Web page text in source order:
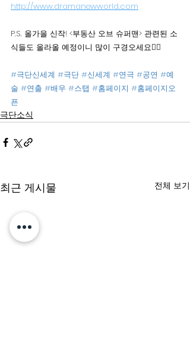
http://www.dramanewworld.com
P.S. 올가을 신작! <부동산 오브 슈퍼맨> 관련된 소
식들도 올라올 예정이니 많이 구경오세요✌🏻
#극단신세계 #극단 #신세계 #연극 #공연 #예
술 #연출 #배우 #스탭 #홈페이지 #홈페이지오
픈
극단소식
최근 게시물 전체 보기